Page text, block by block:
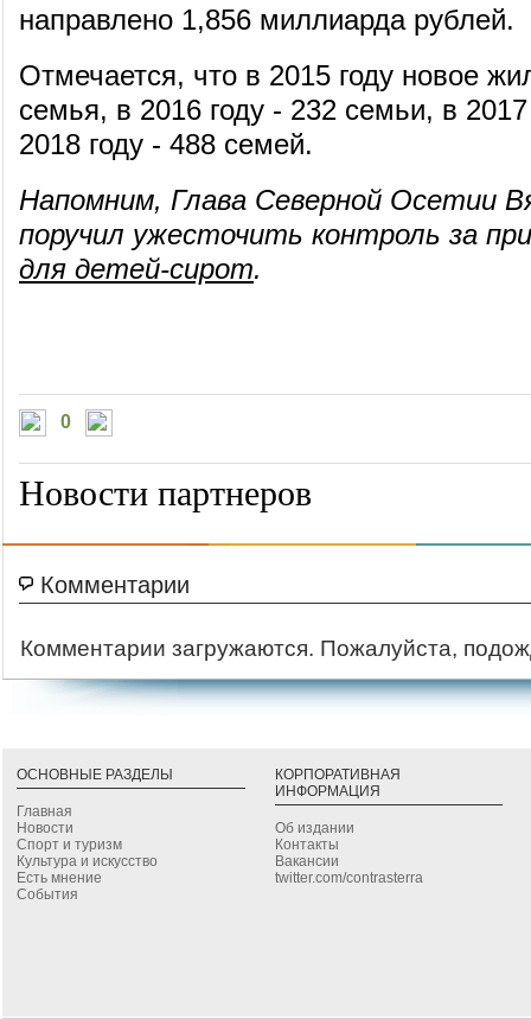
направлено 1,856 миллиарда рублей.
Отмечается, что в 2015 году новое
семья, в 2016 году - 232 семьи, в
2018 году - 488 семей.
Напомним, Глава Северной Осетии
поручил ужесточить контроль за
для детей-сирот.
0
Новости партнеров
Комментарии
Комментарии загружаются. Пожалуйста,
ОСНОВНЫЕ РАЗДЕЛЫ
Главная
Новости
Спорт и туризм
Культура и искусство
Есть мнение
События
КОРПОРАТИВНАЯ
ИНФОРМАЦИЯ
Об издании
Контакты
Вакансии
twitter.com/contrasterra